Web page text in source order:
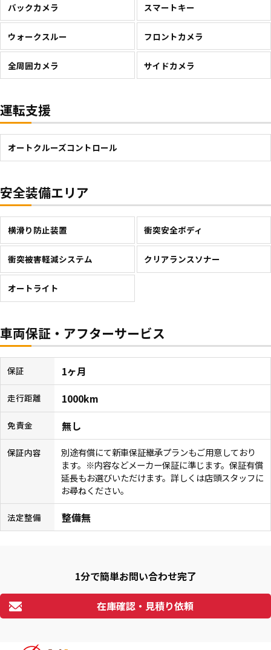
バックカメラ スマートキー
ウォークスルー フロントカメラ
全周囲カメラ サイドカメラ
運転支援
オートクルーズコントロール
安全装備エリア
横滑り防止装置 衝突安全ボディ
衝突被害軽減システム クリアランスソナー
オートライト
車両保証・アフターサービス
保証 1ヶ月
走行距離 1000km
免責金 無し
保証内容
別途有償にて新車保証継承プランもご用意しており
ます。※内容などメーカー保証に準じます。保証有償
延長もお選びいただけます。詳しくは店頭スタッフに
お尋ねください。
法定整備 整備無
1分で簡単お問い合わせ完了
在庫確認・見積り依頼